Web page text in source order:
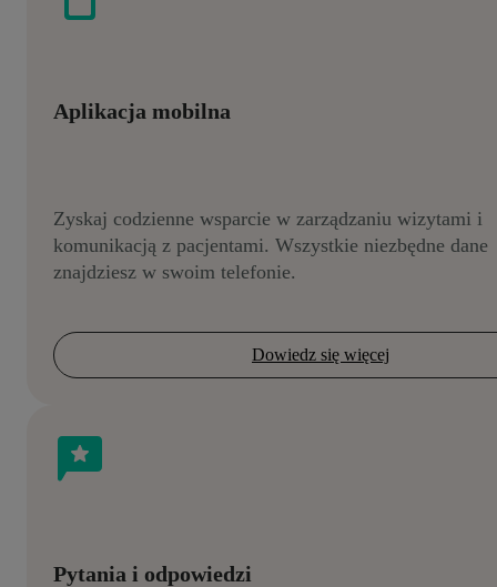
Aplikacja mobilna
Zyskaj codzienne wsparcie w zarządzaniu wizytami i
komunikacją z pacjentami. Wszystkie niezbędne dane
znajdziesz w swoim telefonie.
Dowiedz się więcej
Pytania i odpowiedzi